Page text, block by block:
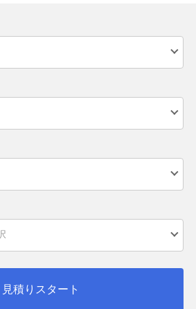
見積りスタート